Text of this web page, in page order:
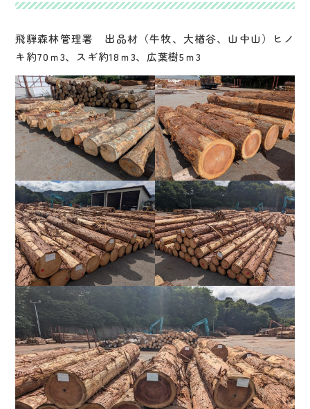
飛騨森林管理署 出品材（牛牧、大楢谷、山中山）ヒノ
キ約70ｍ3、スギ約18ｍ3、広葉樹5ｍ3